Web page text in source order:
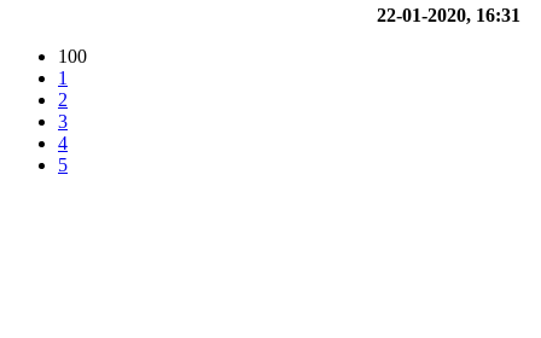
22-01-2020, 16:31
100
1
2
3
4
5